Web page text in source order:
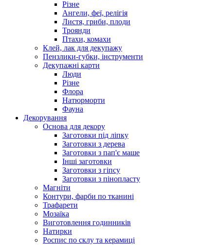
Різне
Ангели, феї, релігія
Листя, гриби, плоди
Троянди
Птахи, комахи
Клей, лак для декупажу
Пензлики-губки, інструменти
Декупажні карти
Люди
Різне
Флора
Натюрморти
Фауна
Декорування
Основа для декору
Заготовки під ліпку
Заготовки з дерева
Заготовки з пап'є маше
Інші заготовки
Заготовки з гіпсу
Заготовки з пінопласту
Магніти
Контури, фарби по тканині
Трафарети
Мозаїка
Виготовлення годинників
Натирки
Роспис по склу та керамиці